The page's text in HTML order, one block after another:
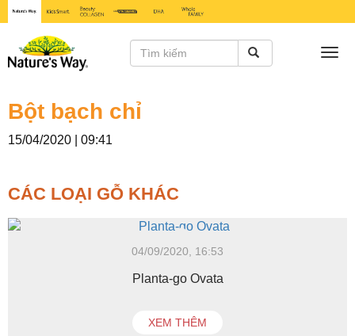
Bột bạch chỉ
15/04/2020 | 09:41
CÁC LOẠI GỖ KHÁC
04/09/2020, 16:53
Planta-go Ovata
XEM THÊM